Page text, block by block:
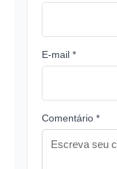
E-mail *
Comentário *